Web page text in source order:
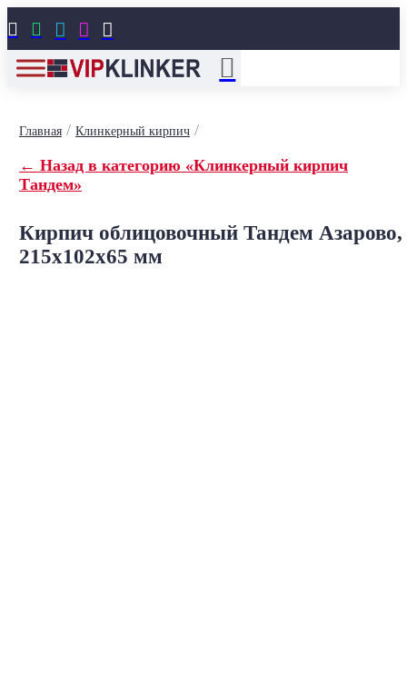
    
Главная/ Клинкерный кирпич/
← Назад в категорию «Клинкерный кирпич
Тандем»
Кирпич облицовочный Тандем Азарово,
215x102x65 мм